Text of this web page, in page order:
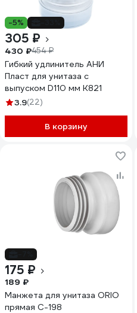
-5%
305 ₽
430 ₽454 ₽
Гибкий удлинитель АНИ
Пласт для унитаза с
выпуском D110 мм K821
3.9(22)
В корзину
175 ₽
189 ₽
Манжета для унитаза ORIO
прямая С-198